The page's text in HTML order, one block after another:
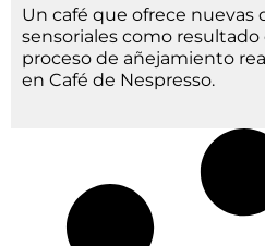
Un café que ofrece nuevas
sensoriales como
proceso de añejamiento
en Café de Nespresso.